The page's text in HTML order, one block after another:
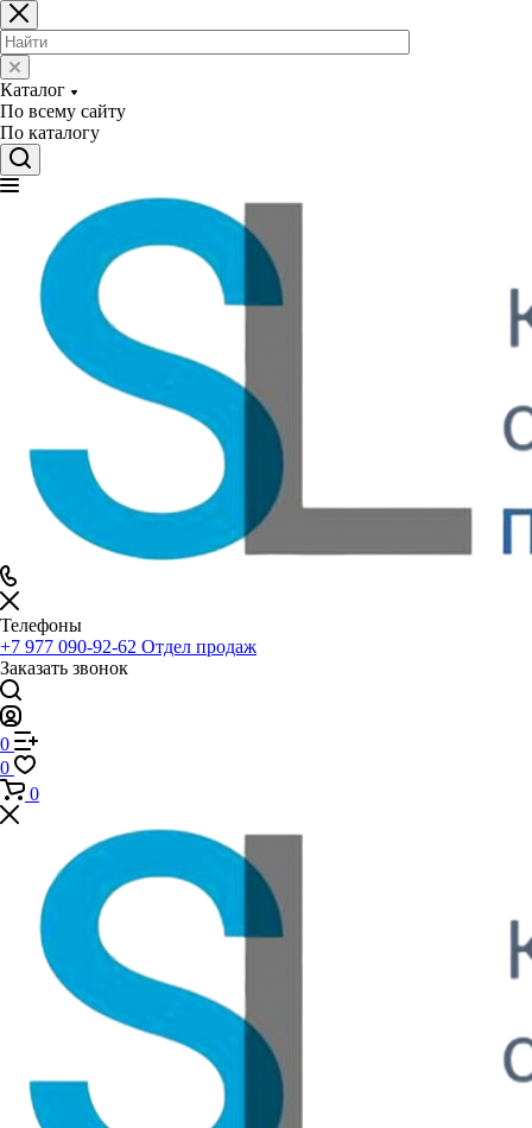
Каталог
По всему сайту
По каталогу
Телефоны
+7 977 090-92-62 Отдел продаж
Заказать звонок
0
0
0